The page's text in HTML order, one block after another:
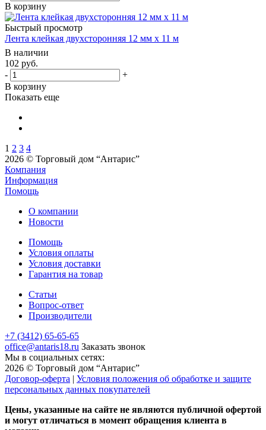
В корзину
Быстрый просмотр
Лента клейкая двухсторонняя 12 мм х 11 м
В наличии
102 руб.
-
+
В корзину
Показать еще
1 2 3 4
2026 © Торговый дом “Антарис”
Компания
Информация
Помощь
О компании
Новости
Помощь
Условия оплаты
Условия доставки
Гарантия на товар
Статьи
Вопрос-ответ
Производители
+7 (3412) 65-65-65
office@antaris18.ru Заказать звонок
Мы в социальных сетях:
2026 © Торговый дом “Антарис”
Договор-оферта | Условия положения об обработке и защите
персональных данных покупателей
Цены, указанные на сайте не являются публичной офертой
и могут отличаться в момент обращения клиента в